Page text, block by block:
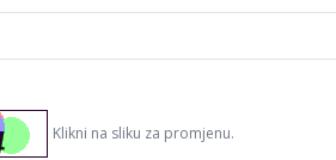
Klikni na sliku za promjenu.